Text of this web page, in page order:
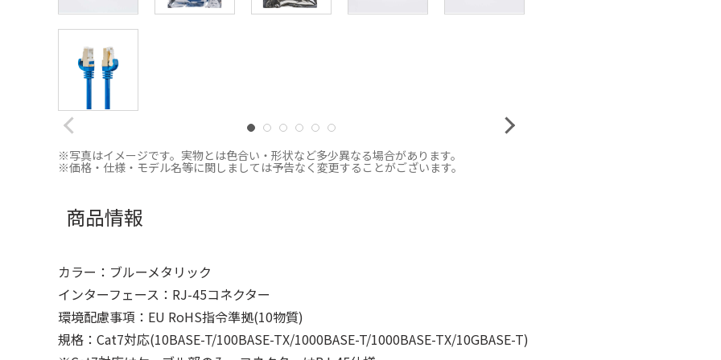
※写真はイメージです。実物とは色合い・形状など多少異なる場合があります。
※価格・仕様・モデル名等に関しましては予告なく変更することがございます。
商品情報
カラー：ブルーメタリック
インターフェース：RJ-45コネクター
環境配慮事項：EU RoHS指令準拠(10物質)
規格：Cat7対応(10BASE-T/100BASE-TX/1000BASE-T/1000BASE-TX/10GBASE-T)